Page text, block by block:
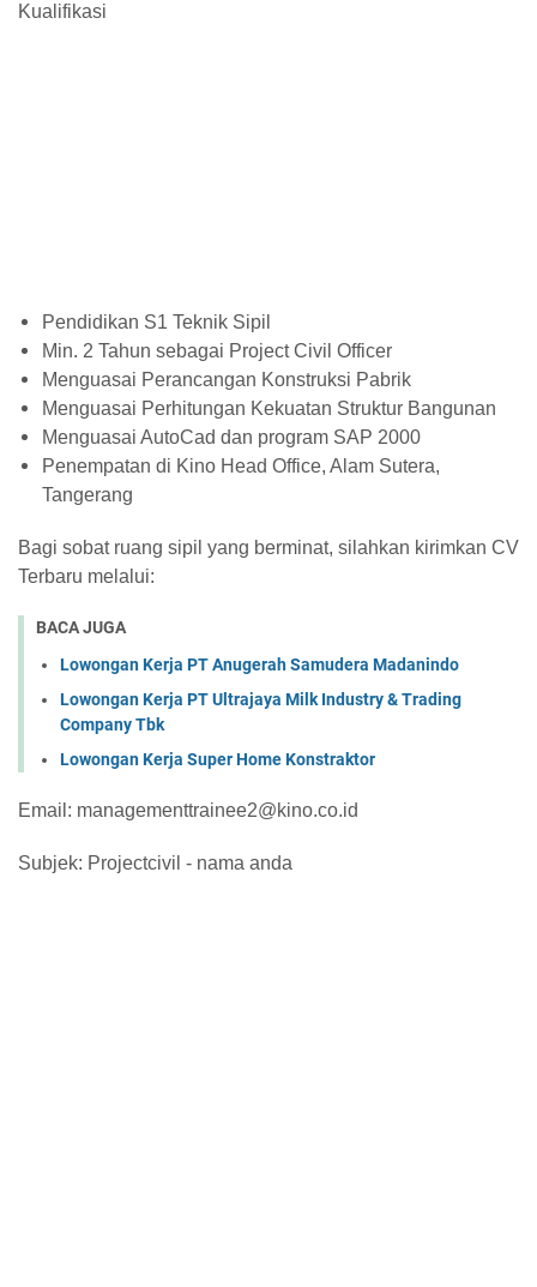
Kualifikasi
Pendidikan S1 Teknik Sipil
Min. 2 Tahun sebagai Project Civil Officer
Menguasai Perancangan Konstruksi Pabrik
Menguasai Perhitungan Kekuatan Struktur Bangunan
Menguasai AutoCad dan program SAP 2000
Penempatan di Kino Head Office, Alam Sutera,
Tangerang
Bagi sobat ruang sipil yang berminat, silahkan kirimkan CV
Terbaru melalui:
BACA JUGA
Lowongan Kerja PT Anugerah Samudera Madanindo
Lowongan Kerja PT Ultrajaya Milk Industry & Trading
Company Tbk
Lowongan Kerja Super Home Konstraktor
Email: managementtrainee2@kino.co.id
Subjek: Projectcivil - nama anda